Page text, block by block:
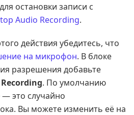
остановки записи с
Audio Recording.
действия убедитесь, что
на микрофон. В блоке
разрешения добавьте
. По умолчанию
— это случайно
Вы можете изменить её на